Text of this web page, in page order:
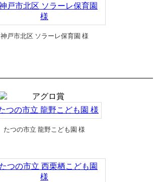
神戸市北区 ソラーレ保育園 様
たつの市立 龍野こども園 様